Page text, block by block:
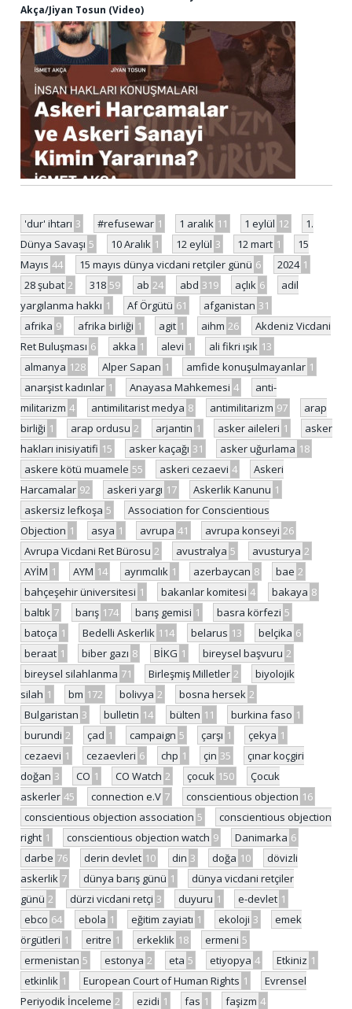
Akça/Jiyan Tosun (Video)
'dur' ihtarı 3 #refusewar 1 1 aralık 11 1 eylül 12
1.
Dünya Savaşı 5 10 Aralık 1 12 eylül 3 12 mart 1
15
Mayıs 44 15 mayıs dünya vicdani retçiler günü 6 2024 1
28 şubat 2 318 59 ab 24 abd 319 açlık 6
adil
yargılanma hakkı 1 Af Örgütü 61 afganistan 31
afrika 9 afrika birliği 1 agit 1 aihm 26
Akdeniz Vicdani
Ret Buluşması 6 akka 1 alevi 1 ali fikri ışık 13
almanya 128 Alper Sapan 1 amfide konuşulmayanlar 1
anarşist kadınlar 1 Anayasa Mahkemesi 4
anti-
militarizm 4 antimilitarist medya 8 antimilitarizm 97
arap
birliği 1 arap ordusu 2 arjantin 1 asker aileleri 1
asker
hakları inisiyatifi 15 asker kaçağı 31 asker uğurlama 18
askere kötü muamele 55 askeri cezaevi 4
Askeri
Harcamalar 92 askeri yargı 17 Askerlik Kanunu 1
askersiz lefkoşa 5
Association for Conscientious
Objection 1 asya 1 avrupa 41 avrupa konseyi 26
Avrupa Vicdani Ret Bürosu 2 avustralya 5 avusturya 2
AYİM 1 AYM 14 ayrımcılık 1 azerbaycan 8 bae 2
bahçeşehir üniversitesi 1 bakanlar komitesi 4 bakaya 8
baltık 7 barış 174 barış gemisi 1 basra körfezi 5
batoça 1 Bedelli Askerlik 114 belarus 13 belçika 6
beraat 1 biber gazı 8 BİKG 1 bireysel başvuru 2
bireysel silahlanma 71 Birleşmiş Milletler 2
biyolojik
silah 1 bm 172 bolivya 2 bosna hersek 2
Bulgaristan 3 bulletin 14 bülten 11 burkina faso 1
burundi 2 çad 1 campaign 5 çarşı 1 çekya 1
cezaevi 1 cezaevleri 6 chp 1 çin 35
çınar koçgiri
doğan 3 CO 1 CO Watch 2 çocuk 150
Çocuk
askerler 45 connection e.V 7 conscientious objection 16
conscientious objection association 5
conscientious objection
right 1 conscientious objection watch 9 Danimarka 6
darbe 76 derin devlet 10 din 3 doğa 10
dövizli
askerlik 7 dünya barış günü 1
dünya vicdani retçiler
günü 2 dürzi vicdani retçi 3 duyuru 1 e-devlet 1
ebco 64 ebola 1 eğitim zayiatı 1 ekoloji 3
emek
örgütleri 1 eritre 1 erkeklik 18 ermeni 5
ermenistan 5 estonya 2 eta 5 etiyopya 4 Etkiniz 1
etkinlik 1 European Court of Human Rights 1
Evrensel
Periyodik İnceleme 2 ezidi 1 fas 1 faşizm 4